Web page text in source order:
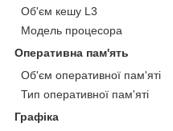
Об'єм кешу L3
Модель процесора
Оперативна пам'ять
Об'єм оперативної пам'яті
Тип оперативної пам'яті
Графіка